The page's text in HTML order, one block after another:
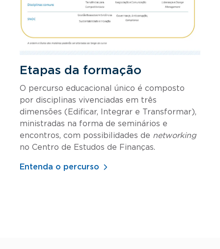
Etapas da formação
O percurso educacional único é composto
por disciplinas vivenciadas em três
dimensões (Edificar, Integrar e Transformar),
ministradas na forma de seminários e
encontros, com possibilidades de networking
no Centro de Estudos de Finanças.
Entenda o percurso